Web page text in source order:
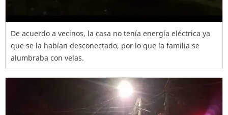
De acuerdo a vecinos, la casa no tenía energía eléctrica ya
que se la habían desconectado, por lo que la familia se
alumbraba con velas.